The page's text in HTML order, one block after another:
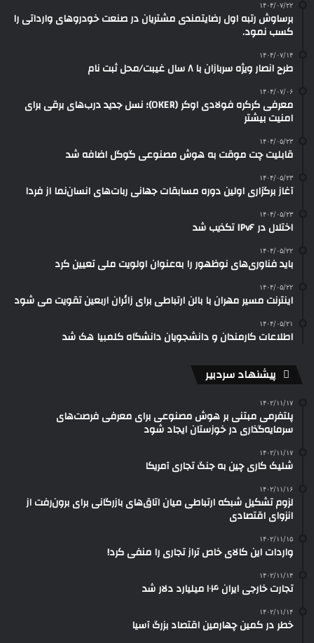
۱۴۰۴/۰۷/۲۲
برساوش رتبه اول رضایتمندی مشتریان در صنعت خودروهای وارداتی را
کسب نمود.
۱۴۰۴/۰۷/۱۴
طرح انصار ویژه سربازان با ۸ سال غیبت/محل ثبت نام
۱۴۰۴/۰۷/۰۶
معرفی کرکره فولادی اوکر (OKER)؛ نسل جدید درب‌های برقی برای
امنیت بیشتر
۱۴۰۴/۰۵/۲۳
قابلیت چت موقت به هوش مصنوعی گوگل اضافه شد
۱۴۰۴/۰۵/۲۳
آغاز برگزاری اولین دوره مسابقات جهانی ربات‌های انسان‌نما از فردا
۱۴۰۴/۰۵/۲۳
اختلال در IPv۶ تکذیب شد
۱۴۰۴/۰۵/۲۲
باید فناوری‌های نوظهور را به‌عنوان اولویت ملی تعیین کرد
۱۴۰۴/۰۵/۲۲
اینترنت مسیر مهران با بالن ارتباطی برای زائران اربعین تقویت می شود
۱۴۰۴/۰۵/۲۱
اطلاعات کارمندان و دانشجویان دانشگاه کلمبیا هک شد
پیشنهاد سردبیر
۱۴۰۲/۱۱/۱۷
پلتفرمی مبتنی بر هوش مصنوعی برای معرفی فرصت‌های
سرمایه‌گذاری در خوزستان ایجاد شود
۱۴۰۲/۱۱/۱۷
شلیک کاری چین به جنگ تجاری آمریکا
۱۴۰۲/۱۱/۱۶
لزوم تشکیل شبکه ارتباطی میان اتاق‌های بازرگانی برای برون‌رفت از
انزوای اقتصادی
۱۴۰۲/۱۱/۱۵
واردات این کالای خاص تراز تجاری را منفی کرد!
۱۴۰۲/۱۱/۱۴
تجارت خارجی ایران ۱۰۴ میلیارد دلار شد
۱۴۰۲/۱۱/۱۴
خطر در کمین چهارمین اقتصاد بزرگ آسیا